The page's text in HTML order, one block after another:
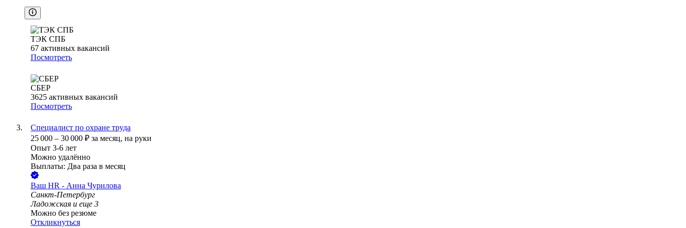
ТЭК СПБ
67 активных вакансий
Посмотреть
СБЕР
3625 активных вакансий
Посмотреть
Специалист по охране труда
25 000 – 30 000 ₽ за месяц, на руки
Опыт 3-6 лет
Можно удалённо
Выплаты: Два раза в месяц
Ваш HR - Анна Чурилова
Санкт-Петербург
Ладожская и еще 3
Можно без резюме
Откликнуться